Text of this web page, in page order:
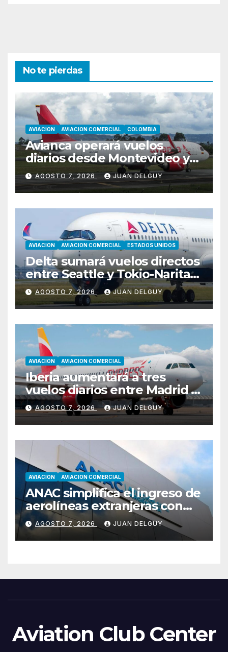
No te pierdas
AVIACION AVIACION COMERCIAL COLOMBIA
Avianca operará vuelos
diarios desde Montevideo y
Asunción hacia Bogotá
AGOSTO 7, 2026 JUAN DELGUY
AVIACION AVIACION COMERCIAL ESTADOS UNIDOS
Delta sumará vuelos directos
entre Seattle y Tokio-Narita
desde marzo de 2027
AGOSTO 7, 2026 JUAN DELGUY
AVIACION AVIACION COMERCIAL
Iberia aumentará a tres
vuelos diarios entre Madrid y
Menorca durante el invierno
AGOSTO 7, 2026 JUAN DELGUY
AVIACION AVIACION COMERCIAL
ANAC simplifica el ingreso de
aerolíneas extranjeras con
cambios en la RAAC 129
AGOSTO 7, 2026 JUAN DELGUY
Aviation Club Center